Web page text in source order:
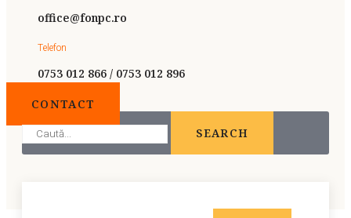
office@fonpc.ro
Telefon
0753 012 866 / 0753 012 896
CONTACT
SEARCH